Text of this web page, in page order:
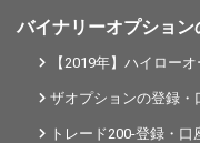
バイナリーオプショ
【2019年】ハイロー
ザオプションの登録・
トレード200-登録・口